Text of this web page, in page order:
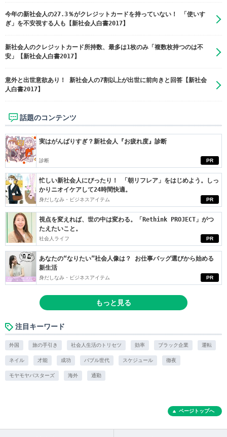
今年の新社会人の27.3％がクレジットカードを持っていない！ 「使いす
ぎ」を不安視する人も【新社会人白書2017】
新社会人のクレジットカード所持数、最多は1枚のみ「複数枚持つのは不
安」【新社会人白書2017】
意外と出世意欲あり！ 新社会人の7割以上が出世に前向きと回答【新社会
人白書2017】
話題のコンテンツ
PR
実はがんばりすぎ？新社会人『お疲れ度』診断
診断
PR
忙しい新社会人にぴったり！ 「朝リフレア」をはじめよう。しっ
かりニオイケアして24時間快適。
身だしなみ・ビジネスアイテム
PR
視点を変えれば、世の中は変わる。「Rethink PROJECT」がつ
たえたいこと。
社会人ライフ
PR
あなたの“なりたい”社会人像は？ お仕事バッグ選びから始める
新生活
身だしなみ・ビジネスアイテム
もっと見る
注目キーワード
外国 旅の手引き 社会人生活のトリセツ 効率 ブラック企業 運転
ネイル 才能 成功 バブル世代 スケジュール 徹夜
モヤモヤバスターズ 海外 通勤
ページトップへ